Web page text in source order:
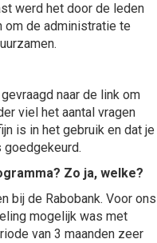
werd het door de leden
de administratie te
naar de link om
viel het aantal vragen
is in het gebruik en dat je
Zo ja, welke?
bij de Rabobank. Voor ons
mogelijk was met
van 3 maanden zeer